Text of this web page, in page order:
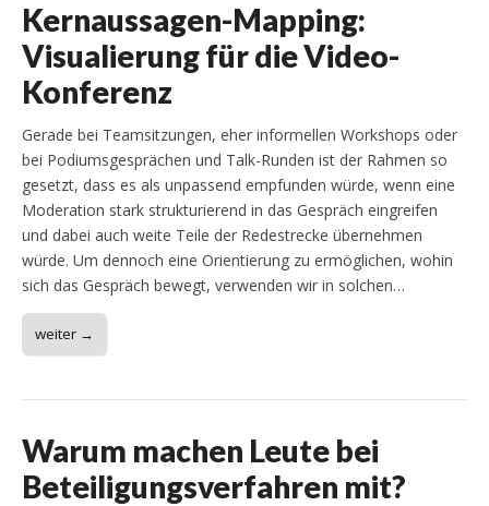
Kernaussagen-Mapping:
Visualierung für die Video-
Konferenz
Gerade bei Teamsitzungen, eher informellen Workshops oder
bei Podiumsgesprächen und Talk-Runden ist der Rahmen so
gesetzt, dass es als unpassend empfunden würde, wenn eine
Moderation stark strukturierend in das Gespräch eingreifen
und dabei auch weite Teile der Redestrecke übernehmen
würde. Um dennoch eine Orientierung zu ermöglichen, wohin
sich das Gespräch bewegt, verwenden wir in solchen…
weiter →
Warum machen Leute bei
Beteiligungsverfahren mit?